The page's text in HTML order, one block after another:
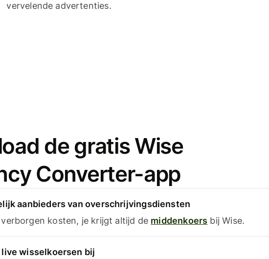
vervelende advertenties.
de gratis Wise
Converter-app
aanbieders van overschrijvingsdiensten
verborgen kosten, je krijgt altijd de middenkoers bij Wise.
live wisselkoersen bij